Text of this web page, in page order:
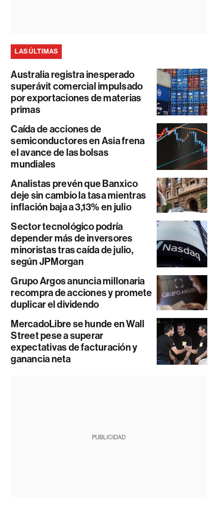
LAS ÚLTIMAS
Australia registra inesperado
superávit comercial impulsado
por exportaciones de materias
primas
Caída de acciones de
semiconductores en Asia frena
el avance de las bolsas
mundiales
Analistas prevén que Banxico
deje sin cambio la tasa mientras
inflación baja a 3,13% en julio
Sector tecnológico podría
depender más de inversores
minoristas tras caída de julio,
según JPMorgan
Grupo Argos anuncia millonaria
recompra de acciones y promete
duplicar el dividendo
MercadoLibre se hunde en Wall
Street pese a superar
expectativas de facturación y
ganancia neta
PUBLICIDAD